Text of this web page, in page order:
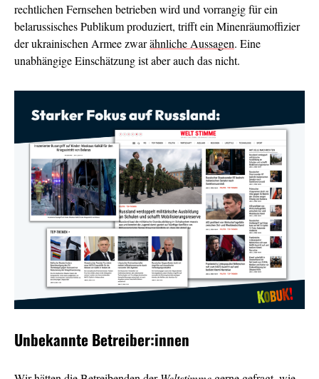
rechtlichen Fernsehen betrieben wird und vorrangig für ein
belarussisches Publikum produziert, trifft ein Minenräumoffizier
der ukrainischen Armee zwarähnliche Aussagen. Eine
unabhängige Einschätzung ist aber auch das nicht.
Unbekannte Betreiber:innen